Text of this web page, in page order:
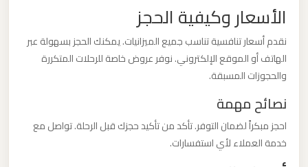
الأسعار وكيفية الحجز
نقدم أسعار تنافسية تناسب جميع الميزانيات. يمكنك الحجز بسهولة عبر
الهاتف أو الموقع الإلكتروني. نوفر عروض خاصة للرحلات المتكررة
والحجوزات المسبقة.
نصائح مهمة
احجز مبكراً لضمان التوفر. تأكد من تأكيد حجزك قبل الرحلة. تواصل مع
خدمة العملاء لأي استفسارات.
ليموزين
مطار
مرسي
مطروح
ليموزين
مطار